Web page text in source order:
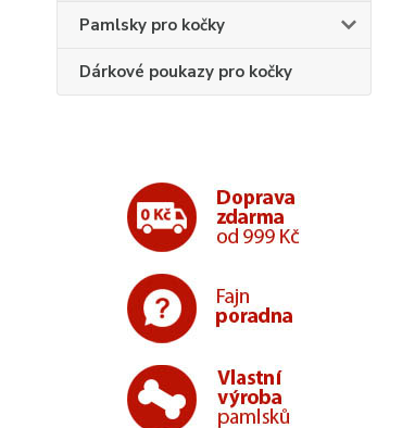
Pamlsky pro kočky
Dárkové poukazy pro kočky